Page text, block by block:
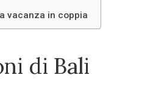
vacanza in coppia
di Bali